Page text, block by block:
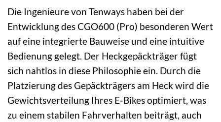
Die Ingenieure von Tenways haben bei der
Entwicklung des CGO600 (Pro) besonderen Wert
auf eine integrierte Bauweise und eine intuitive
Bedienung gelegt. Der Heckgepäckträger fügt
sich nahtlos in diese Philosophie ein. Durch die
Platzierung des Gepäckträgers am Heck wird die
Gewichtsverteilung Ihres E-Bikes optimiert, was
zu einem stabilen Fahrverhalten beiträgt, auch